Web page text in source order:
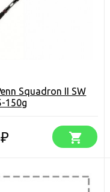
Squadron II SW
150g
₽